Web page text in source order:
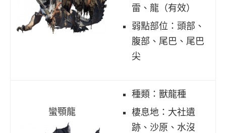
雷、龍（有效）
弱點部位：頭部、
腹部、尾巴、尾巴
尖
蠻顎龍
種類：獸龍種
棲息地：大社遺
跡、沙原、水沒